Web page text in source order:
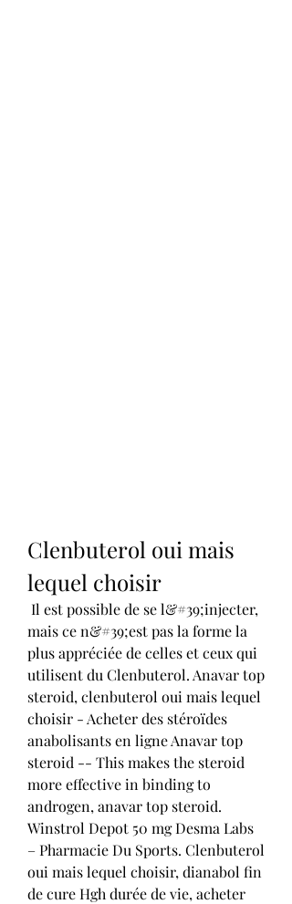
Clenbuterol oui mais
lequel choisir
mais ce n&#39;est pas la forme la
plus appréciée de celles et ceux qui
utilisent du Clenbuterol. Anavar top
steroid, clenbuterol oui mais lequel
choisir - Acheter des stéroïdes
anabolisants en ligne Anavar top
steroid -- This makes the steroid
more effective in binding to
androgen, anavar top steroid.
Winstrol Depot 50 mg Desma Labs
– Pharmacie Du Sports. Clenbuterol
oui mais lequel choisir, dianabol fin
de cure Hgh durée de vie, acheter